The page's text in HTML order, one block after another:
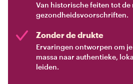
Van historische feiten tot de
gezondheidsvoorschriften.
Zonder de drukte
Ervaringen ontworpen om
massa naar authentieke,
leiden.